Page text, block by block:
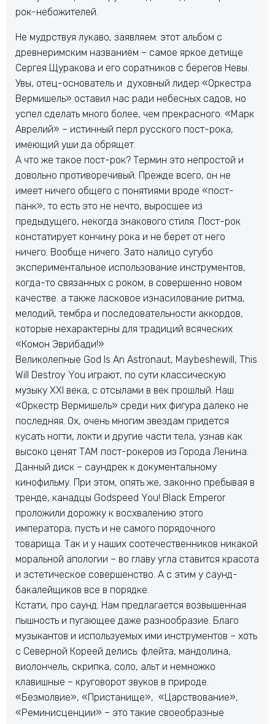
рок-небожителей.
Не мудрствуя лукаво, заявляем: этот альбом с
древнеримским названием – самое яркое детище
Сергея Щуракова и его соратников с берегов Невы.
Увы, отец-основатель и духовный лидер «Оркестра
Вермишель» оставил нас ради небесных садов, но
успел сделать много более, чем прекрасного. «Марк
Аврелий» – истинный перл русского пост-рока,
имеющий уши да обрящет.
А что же такое пост-рок? Термин это непростой и
довольно противоречивый. Прежде всего, он не
имеет ничего общего с понятиями вроде «пост-
панк», то есть это не нечто, выросшее из
предыдущего, некогда знакового стиля. Пост-рок
констатирует кончину рока и не берет от него
ничего. Вообще ничего. Зато налицо сугубо
экспериментальное использование инструментов,
когда-то связанных с роком, в совершенно новом
качестве. а также ласковое изнасилование ритма,
мелодий, тембра и последовательности аккордов,
которые нехарактерны для традиций всяческих
«Комон Эврибади!»
Великолепные God Is An Astronaut, Maybeshewill, This
Will Destroy You играют, по сути классическую
музыку XXI века, с отсылами в век прошлый. Наш
«Оркестр Вермишель» среди них фигура далеко не
последняя. Ох, очень многим звездам придется
кусать ногти, локти и другие части тела, узнав как
высоко ценят ТАМ пост-рокеров из Города Ленина.
Данный диск – саундрек к документальному
кинофильму. При этом, опять же, законно пребывая в
тренде, канадцы Godspeed You! Black Emperor
проложили дорожку к восхвалению этого
императора, пусть и не самого порядочного
товарища. Так и у наших соотечественников никакой
моральной апологии – во главу угла ставится красота
и эстетическое совершенство. А с этим у саунд-
бакалейщиков все в порядке.
Кстати, про саунд. Нам предлагается возвышенная
пышность и пугающее даже разнообразие. Благо
музыкантов и используемых ими инструментов – хоть
с Северной Кореей делись: флейта, мандолина,
виолончель, скрипка, соло, альт и немножко
клавишные – круговорот звуков в природе.
«Безмолвие», «Пристанище», «Царствование»,
«Реминисценции» – это такие своеобразные